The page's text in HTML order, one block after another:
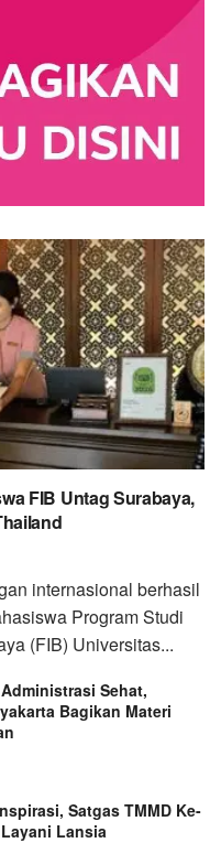
FIB Untag Surabaya,
internasional berhasil
Program Studi
(FIB) Universitas...
Sehat,
Bagikan Materi
Satgas TMMD Ke-
Lansia